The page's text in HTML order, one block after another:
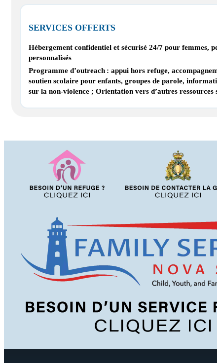
SERVICES OFFERTS
Hébergement confidentiel et sécurisé 24/7 pour femmes,
personnalisés
Programme d’outreach : appui hors refuge,
soutien scolaire pour enfants, groupes de parole,
sur la non-violence ; Orientation vers d’autres ressources